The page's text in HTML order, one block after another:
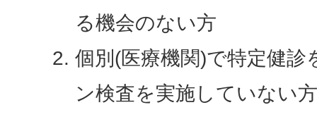
る機会のない方
個別(医療機関)で特定健
ン検査を実施していない方